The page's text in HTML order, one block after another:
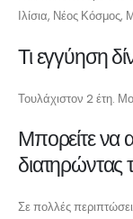
Ιλίσια, Νέος Κόσμος,
Τι εγγύηση
Τουλάχιστον 2 έτη.
Μπορείτε να
διατηρώντας
Σε πολλές